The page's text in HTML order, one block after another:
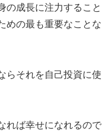
の成長に注力すること
めの最も重要なことな
らそれを自己投資に使
れば幸せになれるので